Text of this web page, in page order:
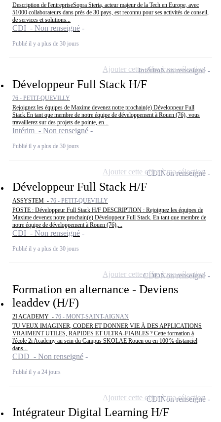
Description de l'entrepriseSopra Steria, acteur majeur de la Tech en Europe, avec
51000 collaborateurs dans près de 30 pays, est reconnu pour ses activités de conseil,
de services et solutions...
CDI - Non renseigné
Publié il y a plus de 30 jours
Développeur Full Stack H/F
76 - PETIT-QUEVILLY
Rejoignez les équipes de Maxime devenez notre prochain(e) Développeur Full
Stack.En tant que membre de notre équipe de développement à Rouen (76), vous
travaillerez sur des projets de pointe, en...
Intérim - Non renseigné
Publié il y a plus de 30 jours
IntérimNon renseigné
Ajouter cette offre à ma sélection
Développeur Full Stack H/F
ASSYSTEM - 76 - PETIT-QUEVILLY
POSTE : Développeur Full Stack H/F DESCRIPTION : Rejoignez les équipes de
Maxime devenez notre prochain(e) Développeur Full Stack. En tant que membre de
notre équipe de développement à Rouen (76),...
CDI - Non renseigné
Publié il y a plus de 30 jours
CDINon renseigné
Ajouter cette offre à ma sélection
Formation en alternance - Deviens
leaddev (H/F)
2I ACADEMY - 76 - MONT-SAINT-AIGNAN
TU VEUX IMAGINER, CODER ET DONNER VIE À DES APPLICATIONS
VRAIMENT UTILES, RAPIDES ET ULTRA‑FIABLES ? Cette formation à
l'école 2i Academy au sein du Campus SKOLAE Rouen ou en 100 % distanciel
dans...
CDD - Non renseigné
Publié il y a 24 jours
CDDNon renseigné
Ajouter cette offre à ma sélection
Intégrateur Digital Learning H/F
CDINon renseigné
Ajouter cette offre à ma sélection